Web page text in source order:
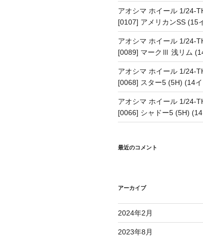
アオシマ ホイール 1/24-
[0107] アメリカンSS (15
アオシマ ホイール 1/24-
[0089] マークⅢ 浅リム
アオシマ ホイール 1/24-
[0068] スター5 (5H) (14
アオシマ ホイール 1/24-
[0066] シャドー5 (5H)
最近のコメント
アーカイブ
2024年2月
2023年8月